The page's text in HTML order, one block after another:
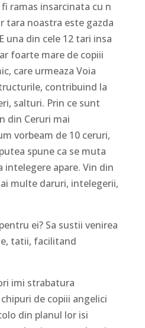
ramas insarcinata cu n
tara noastra este gazda
una din cele 12 tari insa
foarte mare de copiii
care urmeaza Voia
contribuind la
salturi. Prin ce sunt
din Ceruri mai
vorbeam de 10 ceruri,
spune ca se muta
intelegere apare. Vin din
multe daruri, intelegerii,
ei? Sa sustii venirea
tatii, facilitand
imi strabatura
de copiii angelici
din planul lor isi